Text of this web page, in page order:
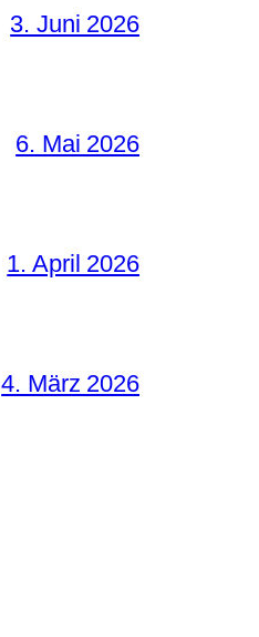
3. Juni 2026
6. Mai 2026
1. April 2026
4. März 2026